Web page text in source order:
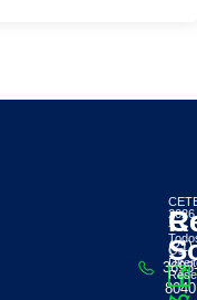
(21)
8040
2026
-
Os